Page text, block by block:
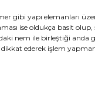
gibi yapı elemanları
ise oldukça basit
nem ile birleştiği anda
dikkat ederek işlem